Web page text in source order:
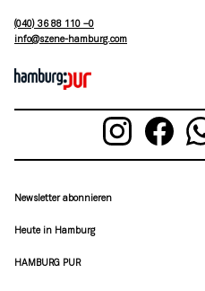
(040) 36 88 110 –0
moc.grubmah-enezs@ofni
Newsletter abonnieren
Heute in Hamburg
HAMBURG PUR